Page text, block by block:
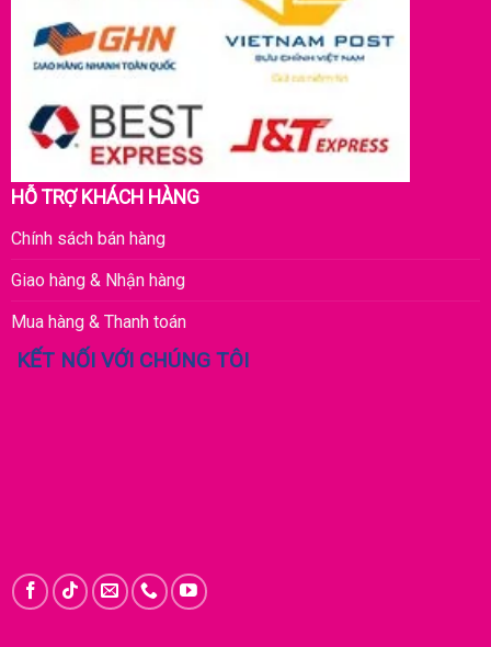
HỖ TRỢ KHÁCH HÀNG
Chính sách bán hàng
Giao hàng & Nhận hàng
Mua hàng & Thanh toán
KẾT NỐI VỚI CHÚNG TÔI